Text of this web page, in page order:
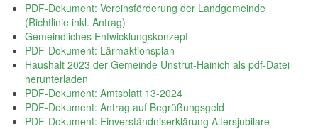
PDF-Dokument: Vereinsförderung der Landgemeinde
(Richtlinie inkl. Antrag)
Gemeindliches Entwicklungskonzept
PDF-Dokument: Lärmaktionsplan
Haushalt 2023 der Gemeinde Unstrut-Hainich als pdf-Datei
herunterladen
PDF-Dokument: Amtsblatt 13-2024
PDF-Dokument: Antrag auf Begrüßungsgeld
PDF-Dokument: Einverständniserklärung Altersjubilare